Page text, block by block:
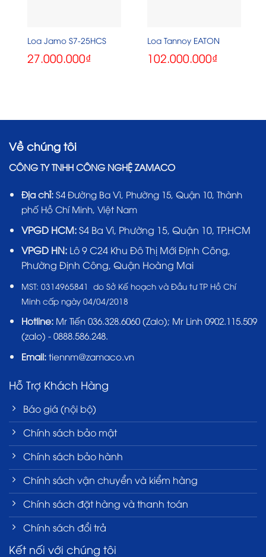
Loa Jamo S7-25HCS
27.000.000₫
Loa Tannoy EATON
102.000.000₫
Về chúng tôi
CÔNG TY TNHH CÔNG NGHỆ ZAMACO
Địa chỉ: S4 Đường Ba Vì, Phường 15, Quận 10, Thành
phố Hồ Chí Minh, Việt Nam
VPGD HCM:S4 Ba Vì, Phường 15, Quận 10, TP.HCM
VPGD HN:Lô 9 C24 Khu Đô Thị Mới Định Công,
Phường Định Công, Quận Hoàng Mai
MST: 0314965841 do Sở Kế hoạch và Đầu tư TP Hồ Chí
Minh cấp ngày 04/04/2018
Hotline: Mr Tiến 036.328.6060(Zalo); Mr Linh 0902.115.509
(zalo) - 0888.586.248.
Email:tiennm@zamaco.vn
Hỗ Trợ Khách Hàng
Báo giá (nội bộ)
Chính sách bảo mật
Chính sách bảo hành
Chính sách vận chuyển và kiểm hàng
Chính sách đặt hàng và thanh toán
Chính sách đổi trả
Kết nối với chúng tôi